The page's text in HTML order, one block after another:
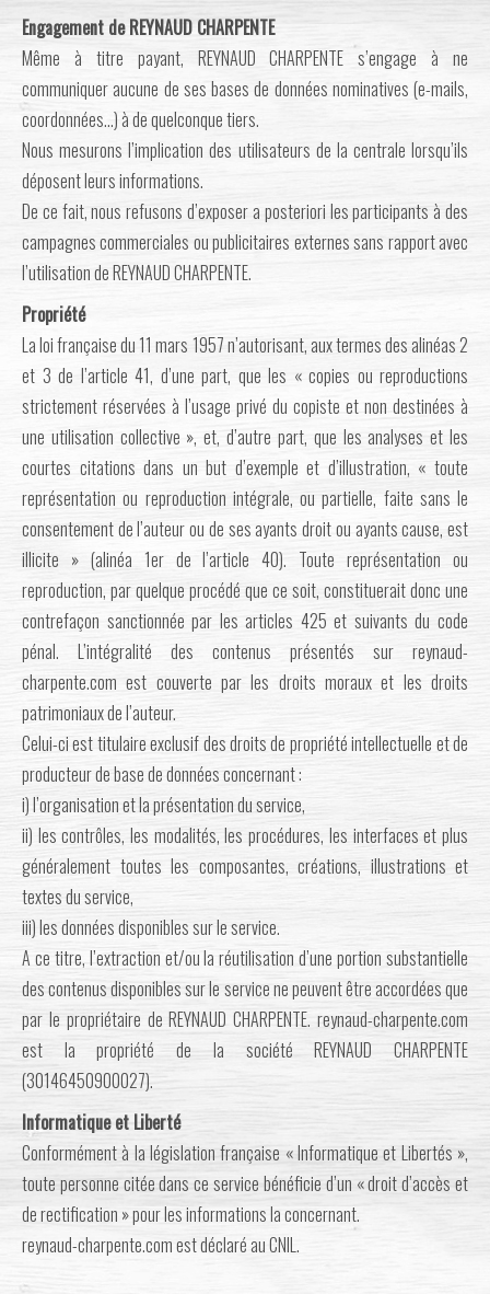
Engagement de REYNAUD CHARPENTE
Même à titre payant, REYNAUD CHARPENTE s’engage à ne
communiquer aucune de ses bases de données nominatives (e-mails,
coordonnées…) à de quelconque tiers.
Nous mesurons l’implication des utilisateurs de la centrale lorsqu’ils
déposent leurs informations.
De ce fait, nous refusons d’exposer a posteriori les participants à des
campagnes commerciales ou publicitaires externes sans rapport avec
l’utilisation de REYNAUD CHARPENTE.
Propriété
La loi française du 11 mars 1957 n’autorisant, aux termes des alinéas 2
et 3 de l’article 41, d’une part, que les « copies ou reproductions
strictement réservées à l’usage privé du copiste et non destinées à
une utilisation collective », et, d’autre part, que les analyses et les
courtes citations dans un but d’exemple et d’illustration, « toute
représentation ou reproduction intégrale, ou partielle, faite sans le
consentement de l’auteur ou de ses ayants droit ou ayants cause, est
illicite » (alinéa 1er de l’article 40). Toute représentation ou
reproduction, par quelque procédé que ce soit, constituerait donc une
contrefaçon sanctionnée par les articles 425 et suivants du code
pénal. L’intégralité des contenus présentés sur reynaud-
charpente.com est couverte par les droits moraux et les droits
patrimoniaux de l’auteur.
Celui-ci est titulaire exclusif des droits de propriété intellectuelle et de
producteur de base de données concernant :
i) l’organisation et la présentation du service,
ii) les contrôles, les modalités, les procédures, les interfaces et plus
généralement toutes les composantes, créations, illustrations et
textes du service,
iii) les données disponibles sur le service.
A ce titre, l’extraction et/ou la réutilisation d’une portion substantielle
des contenus disponibles sur le service ne peuvent être accordées que
par le propriétaire de REYNAUD CHARPENTE. reynaud-charpente.com
est la propriété de la société REYNAUD CHARPENTE
(30146450900027).
Informatique et Liberté
Conformément à la législation française « Informatique et Libertés »,
toute personne citée dans ce service bénéficie d’un « droit d’accès et
de rectification » pour les informations la concernant.
reynaud-charpente.com est déclaré au CNIL.